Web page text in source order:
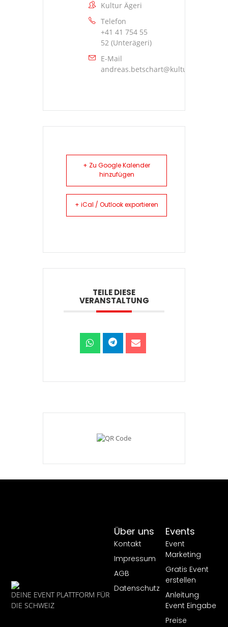
Kultur Ägeri
Telefon
+41 41 754 55
52 (Unterägeri)
E-Mail
andreas.betschart@kulturaegeri.ch
+ Zu Google Kalender
hinzufügen
+ iCal / Outlook exportieren
TEILE DIESE
VERANSTALTUNG
DEINE EVENT PLATTFORM FÜR
DIE SCHWEIZ
Events
Event
Marketing
Gratis Event
erstellen
Anleitung
Event Eingabe
Preise
Über uns
Kontakt
Impressum
AGB
Datenschutz